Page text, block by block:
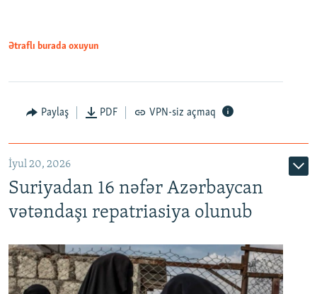
Auto
Ətraflı burada oxuyun
Paylaş PDF VPN-siz açmaq
İyul 20, 2026
Suriyadan 16 nəfər Azərbaycan
vətəndaşı repatriasiya olunub